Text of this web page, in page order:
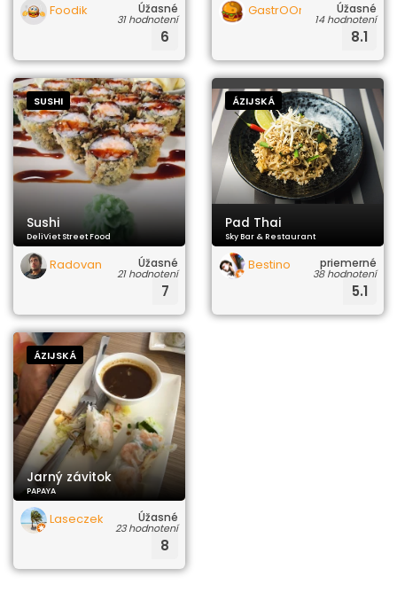
Foodik Úžasné
31 hodnotení
6
GastrOOrgazmusÚžasné
14 hodnotení
8.1
SUSHI
Sushi
DeliViet Street Food
Radovan
Úžasné
21 hodnotení
7
ÁZIJSKÁ
Pad Thai
Sky Bar & Restaurant
Bestino priemerné
38 hodnotení
5.1
ÁZIJSKÁ
Jarný závitok
PAPAYA
LaseczekNiepokorny
Úžasné
23 hodnotení
8